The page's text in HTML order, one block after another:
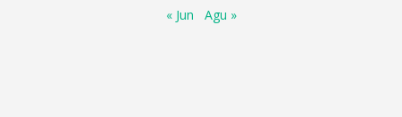
« Jun Agu »